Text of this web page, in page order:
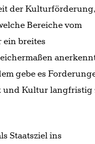
der Kulturförderung,
Bereiche vom
breites
gebe es
und Kultur langfristig
Staatsziel ins